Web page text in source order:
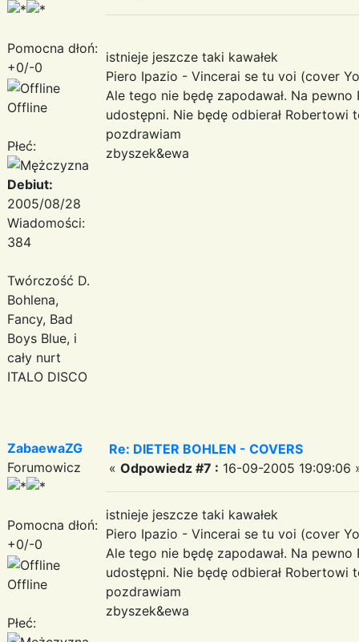
Pomocna dłoń:
+0/-0
Offline
Płeć:
Debiut:
2005/08/28
Wiadomości:
384
Twórczość D.
Bohlena,
Fancy, Bad
Boys Blue, i
cały nurt
ITALO DISCO
istnieje jeszcze taki kawałek
Piero Ipazio - Vincerai se tu voi (cover
Ale tego nie będę zapodawał. Na
udostępni. Nie będę odbierał Robertowi
pozdrawiam
zbyszek&ewa
ZabaewaZG
Forumowicz
Pomocna dłoń:
+0/-0
Offline
Płeć:
Re: DIETER BOHLEN - COVERS
« Odpowiedz #7 : 16-09-2005 19:09:06
istnieje jeszcze taki kawałek
Piero Ipazio - Vincerai se tu voi (cover
Ale tego nie będę zapodawał. Na
udostępni. Nie będę odbierał Robertowi
pozdrawiam
zbyszek&ewa